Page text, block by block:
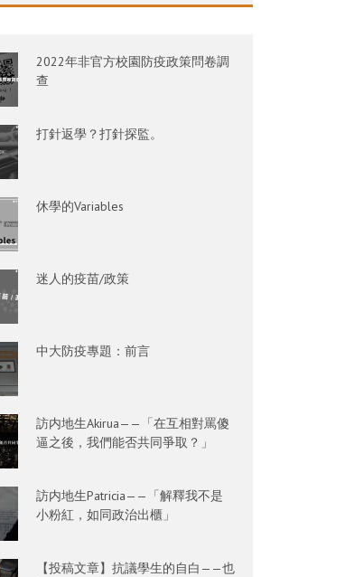
2022年非官方校園防疫政策問卷調
查
打針返學？打針探監。
休學的Variables
迷人的疫苗/政策
中大防疫專題：前言
訪内地生Akirua——「在互相對罵傻
逼之後，我們能否共同爭取？」
訪内地生Patricia——「解釋我不是
小粉紅，如同政治出櫃」
【投稿文章】抗議學生的自白——也